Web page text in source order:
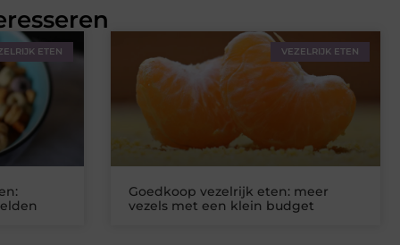
ETEN VEZELRIJK ETEN
Goedkoop vezelrijk eten: meer
vezels met een klein budget